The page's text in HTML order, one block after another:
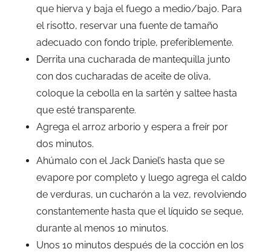
que hierva y baja el fuego a medio/bajo. Para
el risotto, reservar una fuente de tamaño
adecuado con fondo triple, preferiblemente.
Derrita una cucharada de mantequilla junto
con dos cucharadas de aceite de oliva,
coloque la cebolla en la sartén y saltee hasta
que esté transparente.
Agrega el arroz arborio y espera a freír por
dos minutos.
Ahúmalo con el Jack Daniel’s hasta que se
evapore por completo y luego agrega el caldo
de verduras, un cucharón a la vez, revolviendo
constantemente hasta que el líquido se seque,
durante al menos 10 minutos.
Unos 10 minutos después de la cocción en los